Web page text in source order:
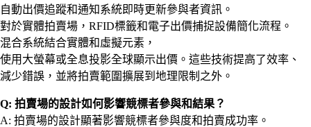
自動出價追蹤和通知系統即時更新參與者資訊。
對於實體拍賣場，RFID標籤和電子出價捕捉設備簡化流程。
混合系統結合實體和虛擬元素，
使用大螢幕或全息投影全球顯示出價。這些技術提高了效率、
減少錯誤，並將拍賣範圍擴展到地理限制之外。
Q: 拍賣場的設計如何影響競標者參與和結果？
A: 拍賣場的設計顯著影響競標者參與度和拍賣成功率。